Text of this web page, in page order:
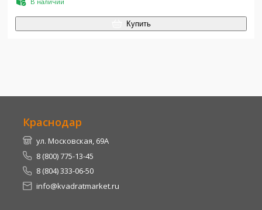
Купить
Краснодар
ул. Московская, 69А
8 (800) 775-13-45
8 (804) 333-06-50
info@kvadratmarket.ru